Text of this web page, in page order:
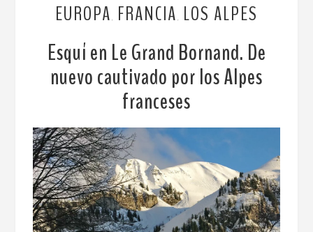
EUROPA, FRANCIA, LOS ALPES
Esquí en Le Grand Bornand. De
nuevo cautivado por los Alpes
franceses